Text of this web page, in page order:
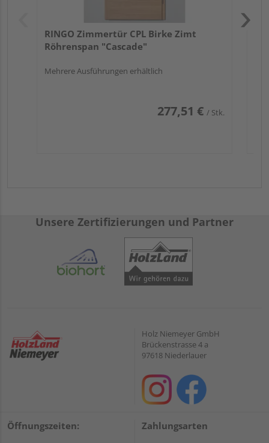
RINGO Zimmertür CPL Birke Zimt
Röhrenspan "Cascade"
Mehrere Ausführungen erhältlich
277,51 € / Stk.
Unsere Zertifizierungen und Partner
Holz Niemeyer GmbH
Brückenstrasse 4 a
97618 Niederlauer
Öffnungszeiten: Zahlungsarten